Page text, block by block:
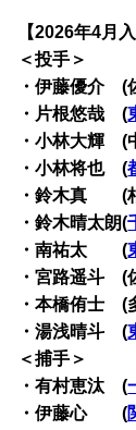
【2026年4月
＜投手＞
・伊藤優介 (
・片根悠哉 (
・小林大輝 (
・小林将也 (
・鈴木真 (
・鈴木晴太朗(
・南祐太 (
・宮路遥斗 (
・本橋侑士 (
・湯浅晴斗 (
＜捕手＞
・有村恵汰 (
・伊藤心 (